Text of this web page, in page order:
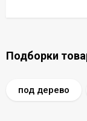
Подборки
под дерево